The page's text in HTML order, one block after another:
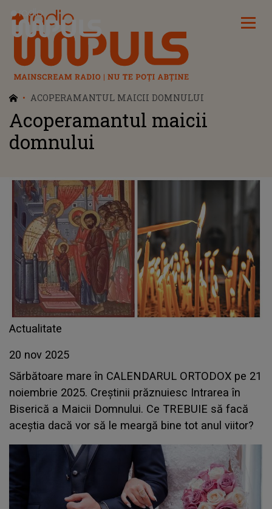
Radio Impuls
ACOPERAMANTUL MAICII DOMNULUI
Acoperamantul maicii
domnului
Actualitate
20 nov 2025
Sărbătoare mare în CALENDARUL ORTODOX pe 21
noiembrie 2025. Creștinii prăznuiesc Intrarea în
Biserică a Maicii Domnului. Ce TREBUIE să facă
aceștia dacă vor să le meargă bine tot anul viitor?